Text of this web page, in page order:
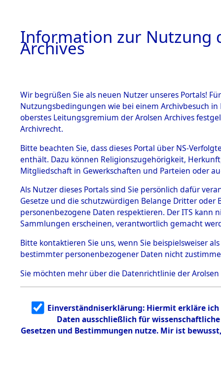
BESTÄNDE
1.
mente
5. Verschiedenes
5.3
Todesmärsche
5.3.1 Alliierte
Erhebungen
zu
Todesmärsch
en
5.3.2
Identifizierun
g
5.3.3
Todesmärsch
0146
Information zur Nutzung
Archives
Wir begrüßen Sie als neuen Nutzer unseres Portals!
Nutzungsbedingungen wie bei einem Archivbesuch
oberstes Leitungsgremium der Arolsen Archives
Archivrecht.
Bitte beachten Sie, dass dieses Portal über NS-
enthält. Dazu können Religionszugehörigkeit,
Mitgliedschaft in Gewerkschaften und Parteien oder
Als Nutzer dieses Portals sind Sie persönlich dafür
Gesetze und die schutzwürdigen Belange Dritter
personenbezogene Daten respektieren. Der ITS
Sammlungen erscheinen, verantwortlich gemacht
Bitte kontaktieren Sie uns, wenn Sie beispielsweiser
bestimmter personenbezogener Daten nicht
Sie möchten mehr über die Datenrichtlinie der Arolsen
Einverständniserklärung: Hiermit erkläre
Daten ausschließlich für
Gesetzen und Bestimmungen nutze. Mir ist